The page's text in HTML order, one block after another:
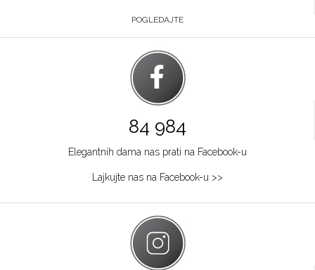
POGLEDAJTE
84 984
Elegantnih dama nas prati na Facebook-u
Lajkujte nas na Facebook-u >>